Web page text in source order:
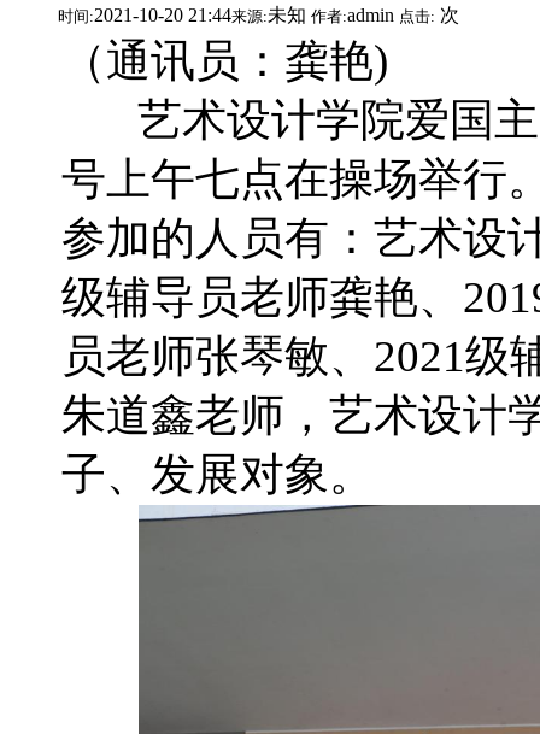
时间:2021-10-20 21:44来源:未知 作者:admin 点击: 次
（通讯员：龚艳)
艺术设计学院爱国主
号上午七点在操场举行
参加的人员有：艺术设
级辅导员老师龚艳、
员老师张琴敏、2021级
朱道鑫老师，艺术设计
子、发展对象。